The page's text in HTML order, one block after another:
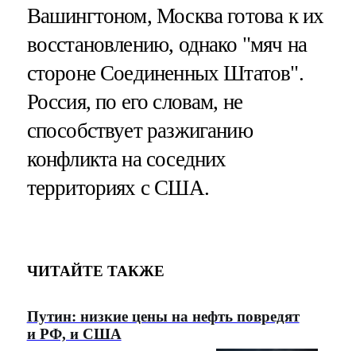
Вашингтоном, Москва готова к их
восстановлению, однако "мяч на
стороне Соединенных Штатов".
Россия, по его словам, не
способствует разжиганию
конфликта на соседних
территориях с США.
ЧИТАЙТЕ ТАКЖЕ
Путин: низкие цены на нефть повредят
и РФ, и США